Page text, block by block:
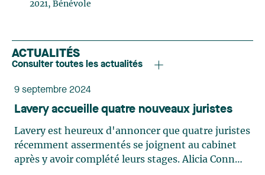
2021, Bénévole
ACTUALITÉS
Consulter toutes les actualités
9 septembre 2024
Lavery accueille quatre nouveaux juristes
Lavery est heureux d'annoncer que quatre juristes
récemment assermentés se joignent au cabinet
après y avoir complété leurs stages. Alicia Conn